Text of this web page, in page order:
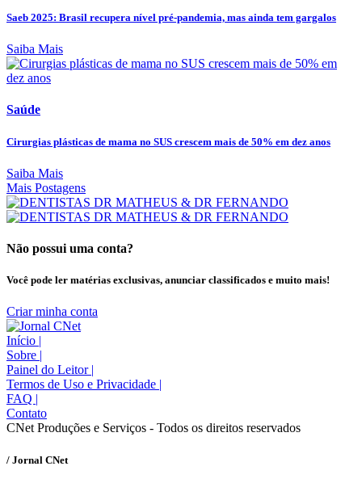
Saeb 2025: Brasil recupera nível pré-pandemia, mas ainda tem gargalos
Saiba Mais
Saúde
Cirurgias plásticas de mama no SUS crescem mais de 50% em dez anos
Saiba Mais
Mais Postagens
Não possui uma conta?
Você pode ler matérias exclusivas, anunciar classificados e muito mais!
Criar minha conta
Início |
Sobre |
Painel do Leitor |
Termos de Uso e Privacidade |
FAQ |
Contato
CNet Produções e Serviços - Todos os direitos reservados
/ Jornal CNet